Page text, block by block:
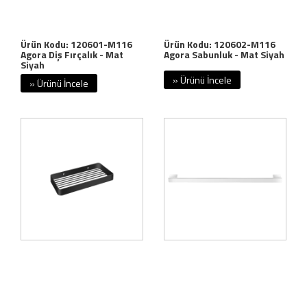
Ürün Kodu: 120601-M116
Agora Diş Fırçalık - Mat
Siyah
» Ürünü İncele
Ürün Kodu: 120602-M116
Agora Sabunluk - Mat Siyah
» Ürünü İncele